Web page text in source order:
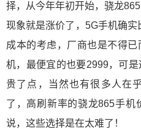
择，从今年年初开始，骁龙
现象就是涨价了，5G手机确
成本的考虑，厂商也是不得
机，最便宜的也要2999，可
贵了点，当然也有很多人在
了，高刷新率的骁龙865手机
说，这些选择是在太难了！